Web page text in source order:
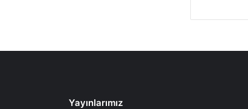
Yayınlarımız